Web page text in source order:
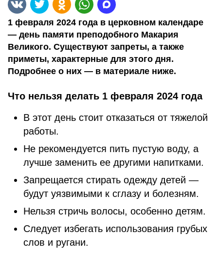
1 февраля 2024 года в церковном календаре
— день памяти преподобного Макария
Великого. Существуют запреты, а также
приметы, характерные для этого дня.
Подробнее о них — в материале ниже.
Что нельзя делать 1 февраля 2024 года
В этот день стоит отказаться от тяжелой
работы.
Не рекомендуется пить пустую воду, а
лучше заменить ее другими напитками.
Запрещается стирать одежду детей —
будут уязвимыми к сглазу и болезням.
Нельзя стричь волосы, особенно детям.
Следует избегать использования грубых
слов и ругани.